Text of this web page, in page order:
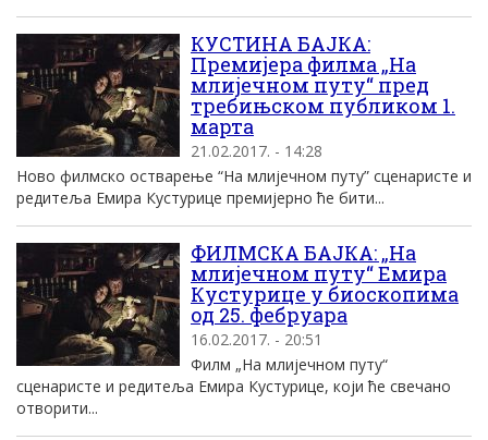
КУСТИНА БАЈКА:
Премијера филма „На
млијечном путу“ пред
требињском публиком 1.
марта
21.02.2017. - 14:28
Ново филмско остварење “На млијечном путу” сценаристе и
редитеља Емира Кустурице премијерно ће бити...
ФИЛМСКА БАЈКА: „На
млијечном путу“ Емира
Кустурице у биоскопима
од 25. фебруара
16.02.2017. - 20:51
Филм „На млијечном путу“
сценаристе и редитеља Емира Кустурице, који ће свечано
отворити...